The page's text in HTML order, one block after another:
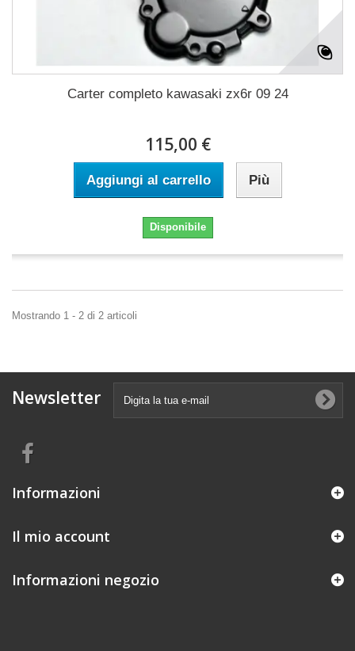
Carter completo kawasaki zx6r 09 24
115,00 €
Aggiungi al carrello Più
Disponibile
Mostrando 1 - 2 di 2 articoli
Newsletter
Informazioni
Il mio account
Informazioni negozio